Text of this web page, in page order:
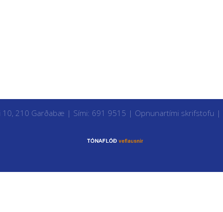
10, 210 Garðabæ | Sími: 691 9515 | Opnunartími skrifstofu |